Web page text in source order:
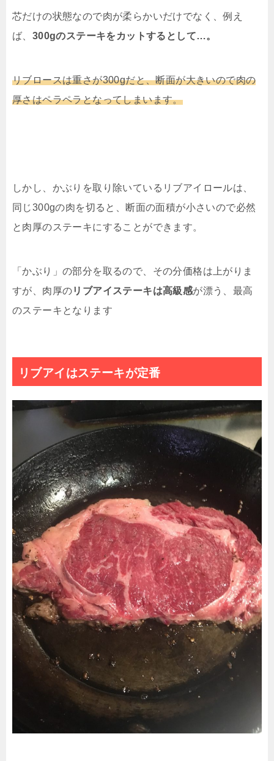
芯だけの状態なので肉が柔らかいだけでなく、例え
ば、 300gのステーキをカットするとして…。
リブロースは重さが300gだと、断面が大きいので肉の
厚さはペラペラとなってしまいます。
しかし、かぶりを取り除いているリブアイロールは、
同じ300gの肉を切ると、断面の面積が小さいので必然
と肉厚のステーキにすることができます。
「かぶり」の部分を取るので、その分価格は上がりま
すが、肉厚のリブアイステーキは高級感が漂う、最高
のステーキとなります
リブアイはステーキが定番